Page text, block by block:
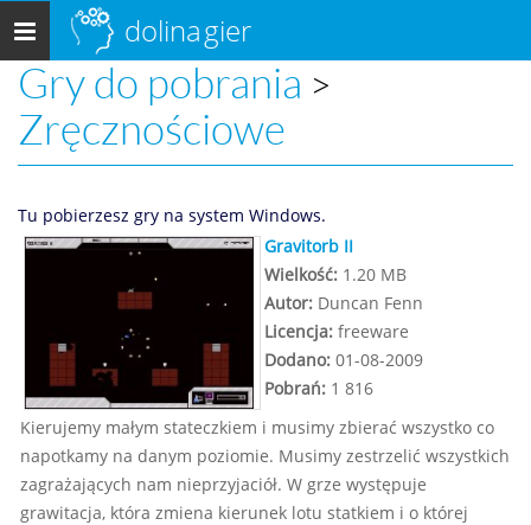
Menu
główne
dolinagier
Gry do pobrania >
Zręcznościowe
Tu pobierzesz gry na system Windows.
Gravitorb II
Wielkość: 1.20 MB
Autor: Duncan Fenn
Licencja: freeware
Dodano: 01-08-2009
Pobrań: 1 816
Kierujemy małym stateczkiem i musimy zbierać wszystko co
napotkamy na danym poziomie. Musimy zestrzelić wszystkich
zagrażających nam nieprzyjaciół. W grze występuje
grawitacja, która zmiena kierunek lotu statkiem i o której